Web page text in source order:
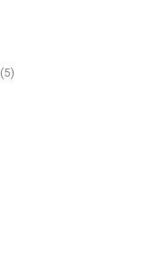
(5)